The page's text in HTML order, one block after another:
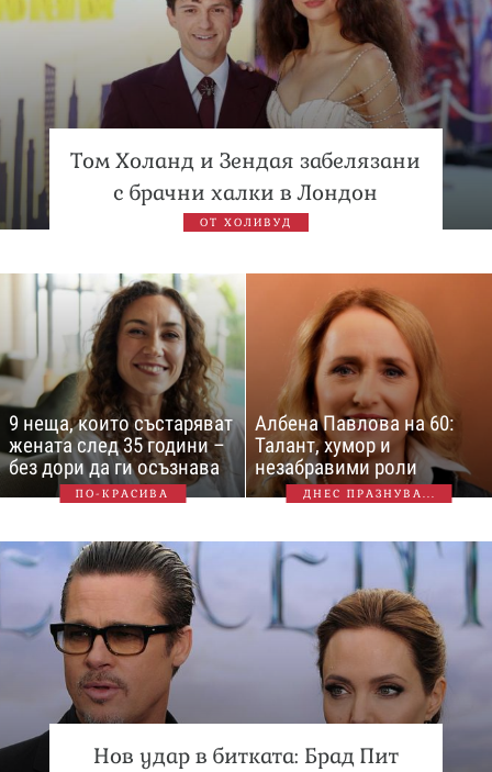
Том Холанд и Зендая забелязани
с брачни халки в Лондон
ОТ ХОЛИВУД
9 неща, които състаряват
жената след 35 години –
без дори да ги осъзнава
ПО-КРАСИВА
Албена Павлова на 60:
Талант, хумор и
незабравими роли
ДНЕС ПРАЗНУВА...
Нов удар в битката: Брад Пит